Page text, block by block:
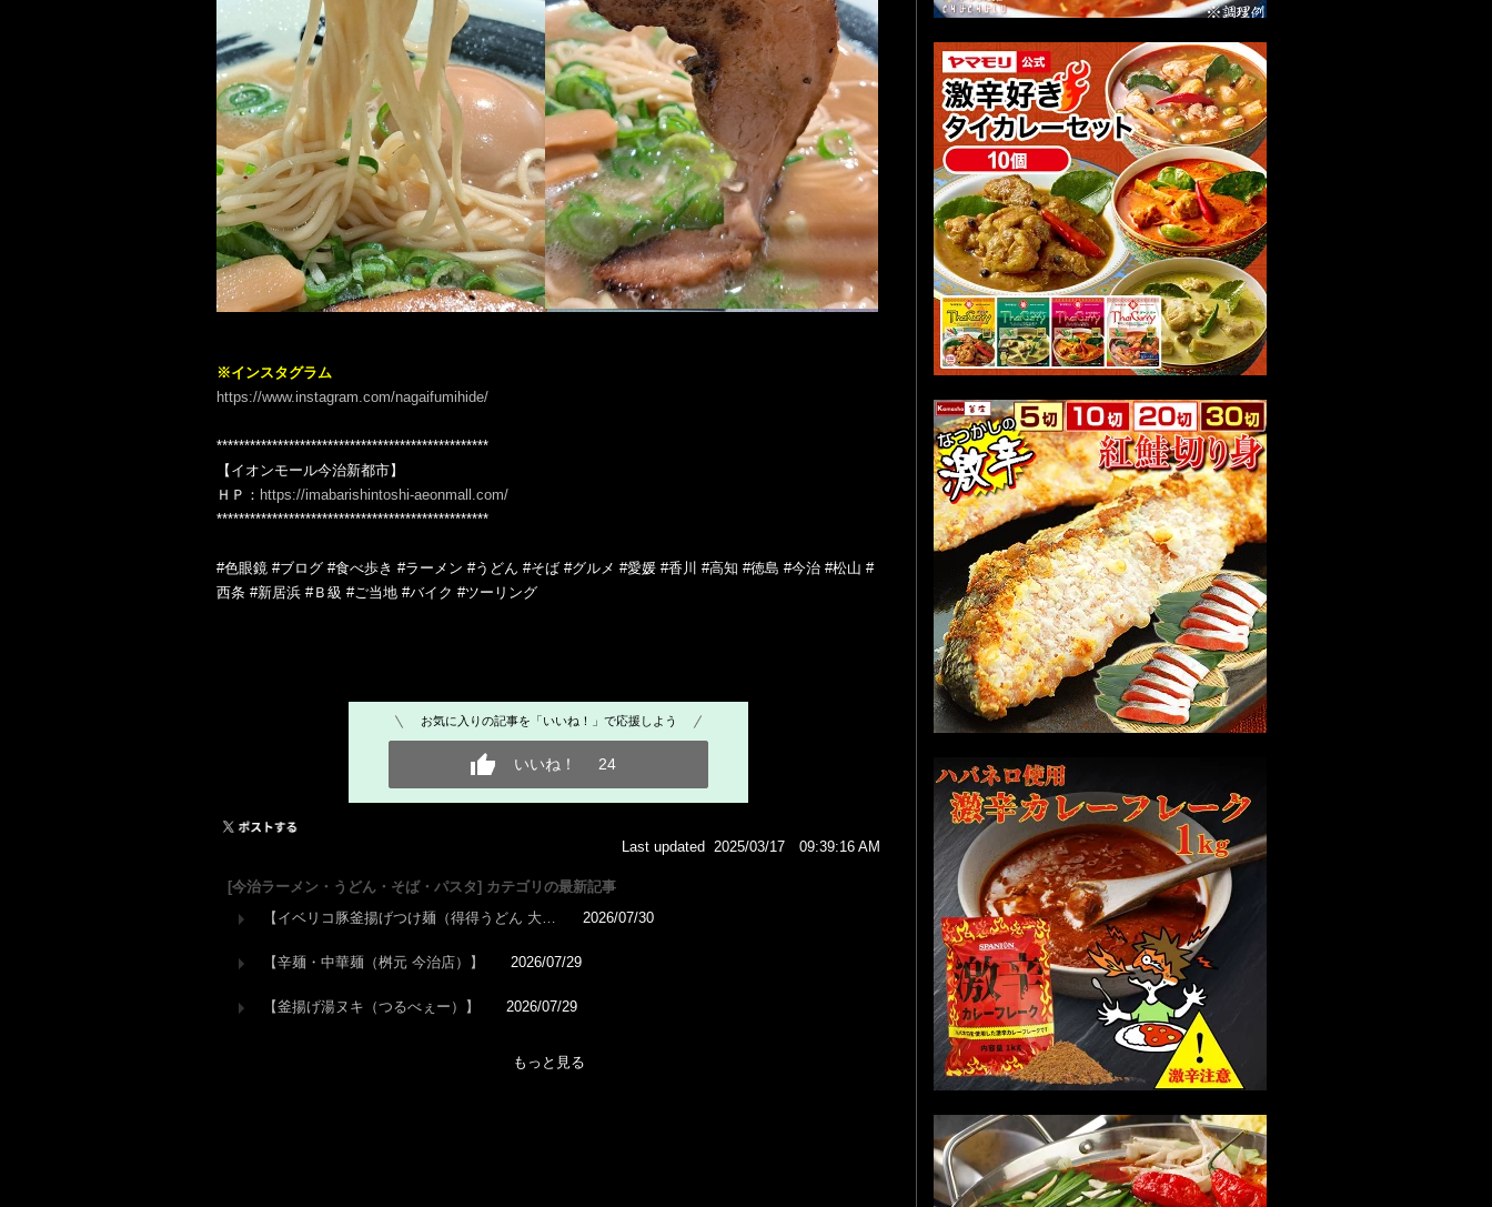
※インスタグラム
https://www.instagram.com/nagaifumihide/
*************************************************
【イオンモール今治新都市】
ＨＰ： https://imabarishintoshi-aeonmall.com/
*************************************************
#色眼鏡 #ブログ #食べ歩き #ラーメン #うどん #そば #グルメ #愛媛 #香川 #高知 #徳島 #今治 #松山 #
西条 #新居浜 #Ｂ級 #ご当地 #バイク #ツーリング
お気に入りの記事を「いいね！」で応援しよう
いいね！ 24
Last updated 2025/03/17 09:39:16 AM
[今治ラーメン・うどん・そば・パスタ] カテゴリの最新記事
【イベリコ豚釜揚げつけ麺（得得うどん 大…
2026/07/30
【辛麺・中華麺（桝元 今治店）】 2026/07/29
【釜揚げ湯ヌキ（つるべぇー）】 2026/07/29
もっと見る